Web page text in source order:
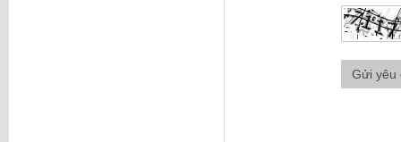
Gửi yêu